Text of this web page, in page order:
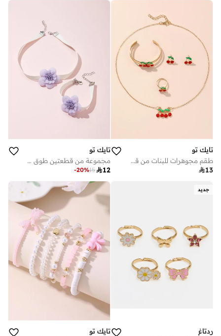
تايك تو
طقم مجوهرات للبنات من قطع بتصميم كرز
13
تايك تو
مجموعة من قطعتين طوق عنق بزهرة وسوار
12
15
-20%
جديد
ردتاغ
تايك تو